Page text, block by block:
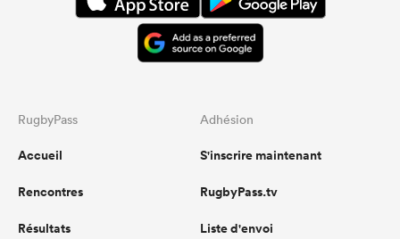
RugbyPass
Accueil
Rencontres
Résultats
Adhésion
S'inscrire maintenant
RugbyPass.tv
Liste d'envoi